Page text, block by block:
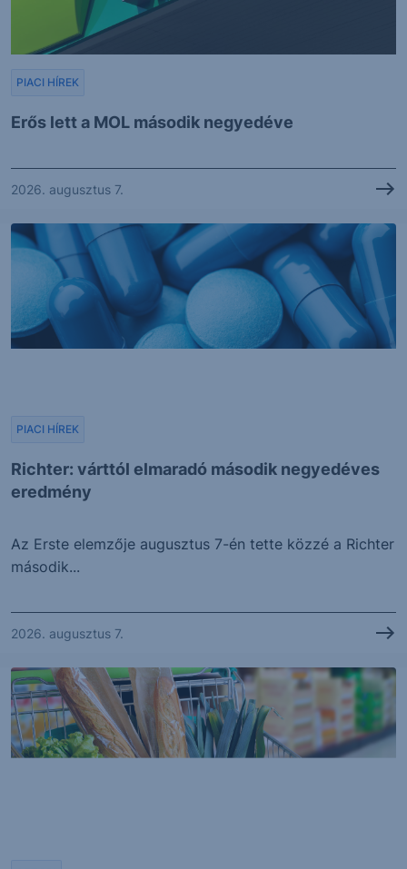
Erős lett a MOL második negyedéve
PIACI HÍREK
2026. augusztus 7.
Richter: várttól elmaradó második negyedéves
eredmény
PIACI HÍREK
Az Erste elemzője augusztus 7-én tette közzé a Richter
második...
2026. augusztus 7.